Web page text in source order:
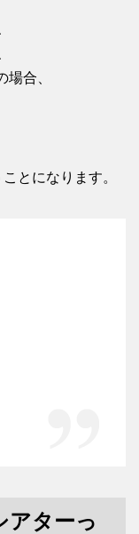
合、
とになります。
アターっ